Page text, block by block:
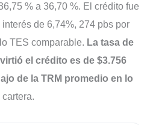
% a 36,70 %. El crédito fue
de 6,74%, 274 pbs por
TES comparable. La tasa de
el crédito es de $3.756
de la TRM promedio en lo